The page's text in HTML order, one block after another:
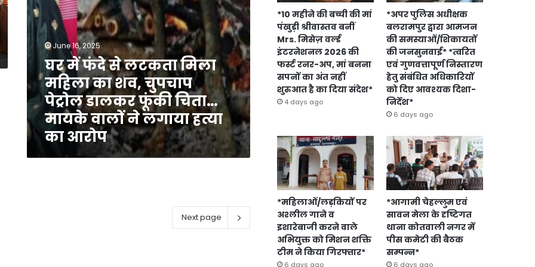
चुपचाप
पेट्राेल
डालकर
फूंकी
चिता…
मायके
वालों
लगाया
हत्या
का
June 16, 2025
घर में फंदे से लटकता मिला
महिला का शव, चुपचाप
पेट्राेल डालकर फूंकी चिता…
मायके वालों ने लगाया हत्या
का आरोप
Next page
*10 महीने की बच्ची की मां
पंखुड़ी श्रीवास्तव बनीं
Mrs. मिसेज़ वर्ल्ड
इंटरनेशनल 2026 की
फर्स्ट रनर-अप, मां बनना
सपनों का अंत नहीं
शुरुआत है का दिया संदेश*
4 days ago
*अपर पुलिस अधीक्षक
बलरामपुर द्वारा आमजन
की समस्याओं/शिकायतों
की जनसुनवाई* *त्वरित
एवं गुणवत्तापूर्ण निस्तारण
हेतु संबंधित अधिकारियों
को दिए आवश्यक दिशा-
निर्देश*
6 days ago
*महिलाओं/लड़कियों पर
अश्लील गाने व
इशारेबाजी करने वाले
अभियुक्त को मिशन शक्ति
टीम ने किया गिरफ्तार*
6 days ago
*आगामी चेहल्लुम एवं
सावन मेला के दृष्टिगत
थाना कोतवाली नगर में
पीस कमेटी की बैठक
सम्पन्न*
6 days ago